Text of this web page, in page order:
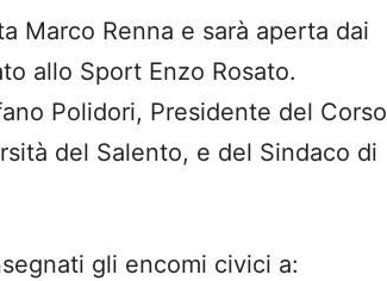
Marco Renna e sarà aperta dai
allo Sport Enzo Rosato.
Polidori, Presidente del Corso
del Salento, e del Sindaco di
gli encomi civici a: